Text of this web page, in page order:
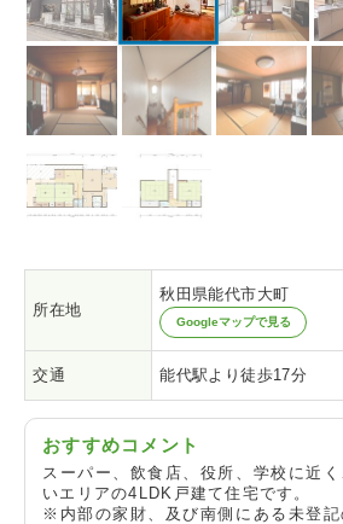
所在地
秋田県能代市大町
Googleマップで見る
交通 能代駅より徒歩17分
おすすめコメント
スーパー、飲食店、役所、学校に近
いエリアの4LDK戸建て住宅です。
※内部の家財、及び南側にある未登